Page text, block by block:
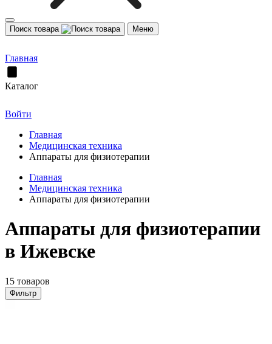
Поиск товара Меню
Главная
Каталог
Войти
Главная
Медицинская техника
Аппараты для физиотерапии
Главная
Медицинская техника
Аппараты для физиотерапии
Аппараты для физиотерапии
в Ижевске
15 товаров
Фильтр